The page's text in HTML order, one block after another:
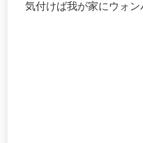
気付けば我が家にウォ